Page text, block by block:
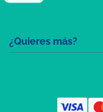
¿Quieres más?